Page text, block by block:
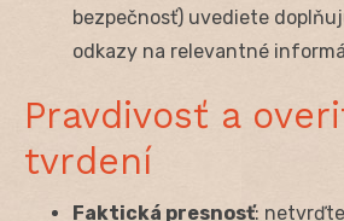
bezpečnosť) uvediete
odkazy na relevantné
Pravdivosť a
tvrdení
Faktická presnosť: